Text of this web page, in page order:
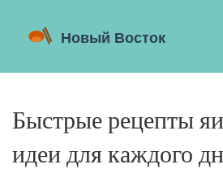
Быстрые рецепты
идеи для каждого